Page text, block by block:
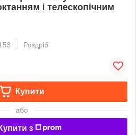
і телескопічним
Роздріб
Купити
або
Купити з